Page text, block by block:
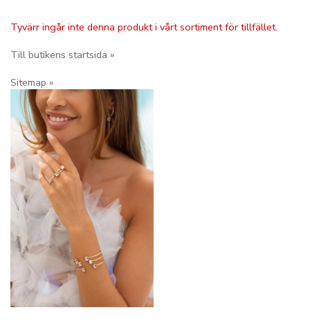
Tyvärr ingår inte denna produkt i vårt sortiment för tillfället.
Till butikens startsida »
Sitemap »